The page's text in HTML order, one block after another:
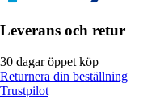
Leverans och retur
30 dagar öppet köp
Returnera din beställning
Trustpilot